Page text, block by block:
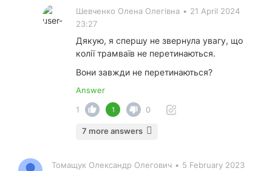
Шевченко Олена Олегівна • 21 April 2024
23:27
Дякую, я спершу не звернула увагу, що
колії трамваїв не перетинаються.
Вони завжди не перетинаються?
Answer
1
1 0
7 more answers
Томащук Олександр Олегович • 5 February 2023